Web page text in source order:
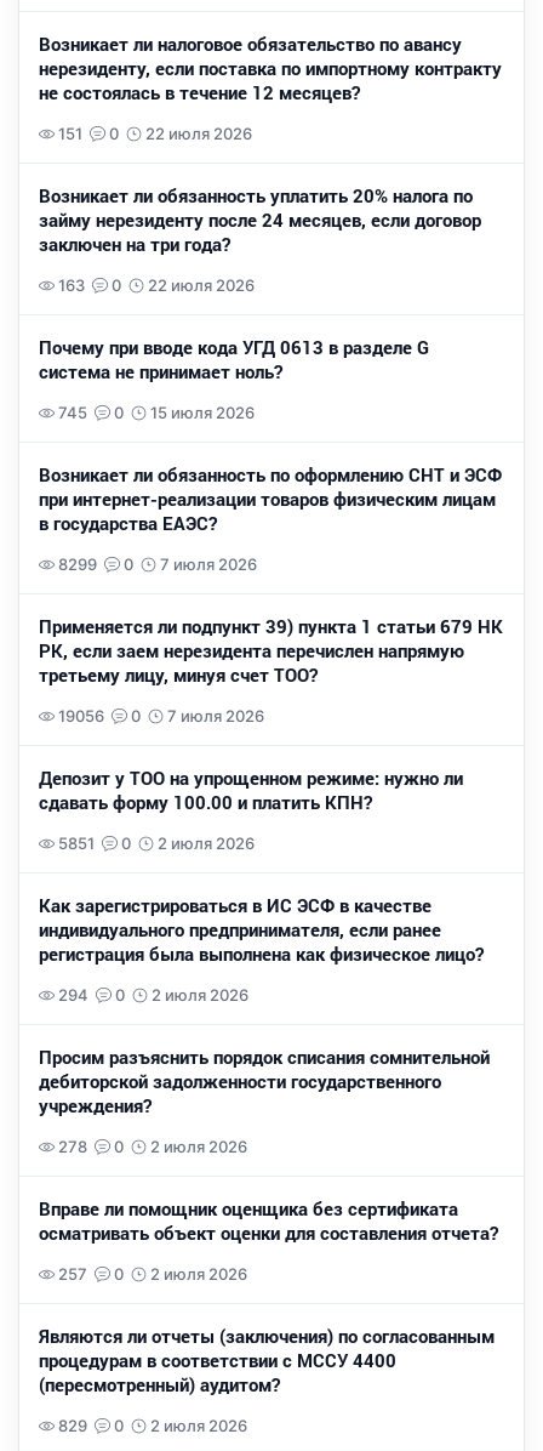
Возникает ли налоговое обязательство по авансу
нерезиденту, если поставка по импортному контракту
не состоялась в течение 12 месяцев?
151 0 22 июля 2026
Возникает ли обязанность уплатить 20% налога по
займу нерезиденту после 24 месяцев, если договор
заключен на три года?
163 0 22 июля 2026
Почему при вводе кода УГД 0613 в разделе G
система не принимает ноль?
745 0 15 июля 2026
Возникает ли обязанность по оформлению СНТ и ЭСФ
при интернет-реализации товаров физическим лицам
в государства ЕАЭС?
8299 0 7 июля 2026
Применяется ли подпункт 39) пункта 1 статьи 679 НК
РК, если заем нерезидента перечислен напрямую
третьему лицу, минуя счет ТОО?
19056 0 7 июля 2026
Депозит у ТОО на упрощенном режиме: нужно ли
сдавать форму 100.00 и платить КПН?
5851 0 2 июля 2026
Как зарегистрироваться в ИС ЭСФ в качестве
индивидуального предпринимателя, если ранее
регистрация была выполнена как физическое лицо?
294 0 2 июля 2026
Просим разъяснить порядок списания сомнительной
дебиторской задолженности государственного
учреждения?
278 0 2 июля 2026
Вправе ли помощник оценщика без сертификата
осматривать объект оценки для составления отчета?
257 0 2 июля 2026
Являются ли отчеты (заключения) по согласованным
процедурам в соответствии с МССУ 4400
(пересмотренный) аудитом?
829 0 2 июля 2026